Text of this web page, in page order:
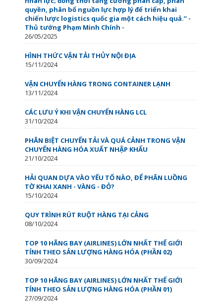
quyền, phân bổ nguồn lực hợp lý để triển khai
chiến lược logistics quốc gia một cách hiệu quả.” -
Thủ tướng Phạm Minh Chính -
26/05/2025
HÌNH THỨC VẬN TẢI THỦY NỘI ĐỊA
15/11/2024
VẬN CHUYỂN HÀNG TRONG CONTAINER LẠNH
13/11/2024
CÁC LƯU Ý KHI VẬN CHUYỂN HÀNG LCL
31/10/2024
PHÂN BIỆT CHUYỂN TẢI VÀ QUÁ CẢNH TRONG VẬN
CHUYỂN HÀNG HÓA XUẤT NHẬP KHẨU
21/10/2024
HẢI QUAN DỰA VÀO YẾU TỐ NÀO, ĐỂ PHÂN LUỒNG
TỜ KHAI XANH - VÀNG - ĐỎ?
15/10/2024
QUY TRÌNH RÚT RUỘT HÀNG TẠI CẢNG
08/10/2024
TOP 10 HÃNG BAY (AIRLINES) LỚN NHẤT THẾ GIỚI
TÍNH THEO SẢN LƯỢNG HÀNG HÓA (PHẦN 02)
30/09/2024
TOP 10 HÃNG BAY (AIRLINES) LỚN NHẤT THẾ GIỚI
TÍNH THEO SẢN LƯỢNG HÀNG HÓA (PHẦN 01)
27/09/2024